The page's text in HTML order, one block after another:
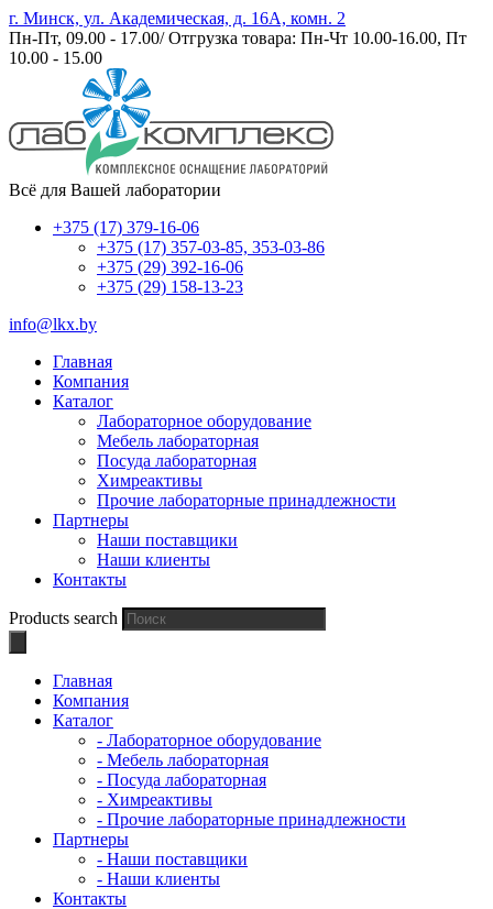
г. Минск, ул. Академическая, д. 16А, комн. 2
Пн-Пт, 09.00 - 17.00/ Отгрузка товара: Пн-Чт 10.00-16.00, Пт
10.00 - 15.00
Всё для Вашей лаборатории
+375 (17) 379-16-06
+375 (17) 357-03-85, 353-03-86
+375 (29) 392-16-06
+375 (29) 158-13-23
info@lkx.by
Главная
Компания
Каталог
Лабораторное оборудование
Мебель лабораторная
Посуда лабораторная
Химреактивы
Прочие лабораторные принадлежности
Партнеры
Наши поставщики
Наши клиенты
Контакты
Products search
Главная
Компания
Каталог
- Лабораторное оборудование
- Мебель лабораторная
- Посуда лабораторная
- Химреактивы
- Прочие лабораторные принадлежности
Партнеры
- Наши поставщики
- Наши клиенты
Контакты